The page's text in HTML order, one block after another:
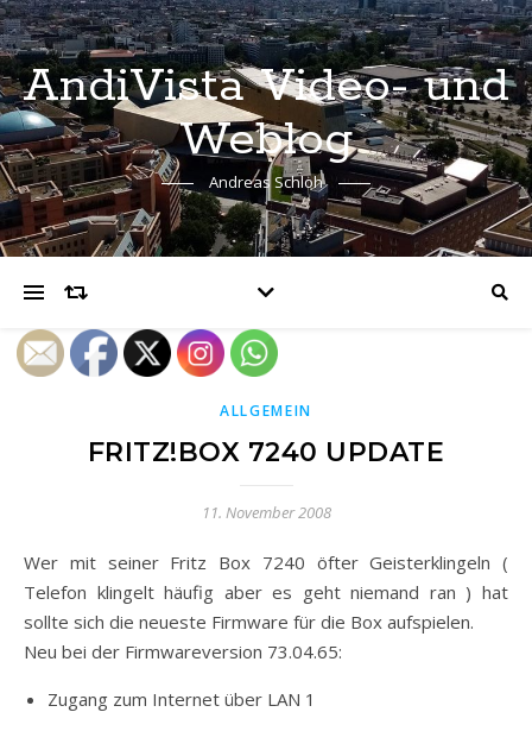
AndiVista Video- und
Weblog
Andreas Schloh
ALLGEMEIN
FRITZ!BOX 7240 UPDATE
11. November 2008
Wer mit seiner Fritz Box 7240 öfter Geisterklingeln (
Telefon klingelt häufig aber es geht niemand ran ) hat
sollte sich die neueste Firmware für die Box aufspielen.
Neu bei der Firmwareversion 73.04.65:
Zugang zum Internet über LAN 1